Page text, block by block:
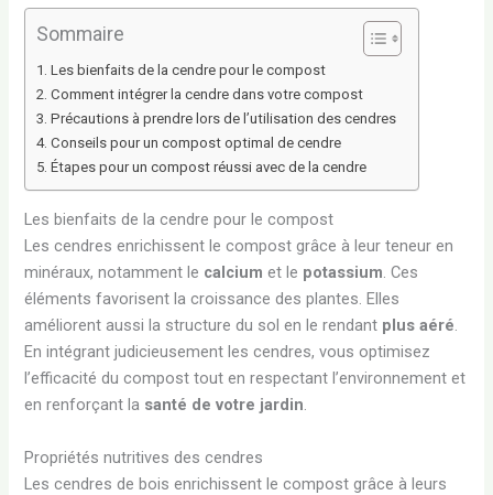
Sommaire
Les bienfaits de la cendre pour le compost
Comment intégrer la cendre dans votre compost
Précautions à prendre lors de l’utilisation des cendres
Conseils pour un compost optimal de cendre
Étapes pour un compost réussi avec de la cendre
Les bienfaits de la cendre pour le compost
Les cendres enrichissent le compost grâce à leur teneur en
minéraux, notamment le calcium et le potassium. Ces
éléments favorisent la croissance des plantes. Elles
améliorent aussi la structure du sol en le rendant plus aéré.
En intégrant judicieusement les cendres, vous optimisez
l’efficacité du compost tout en respectant l’environnement et
en renforçant la santé de votre jardin.
Propriétés nutritives des cendres
Les cendres de bois enrichissent le compost grâce à leurs